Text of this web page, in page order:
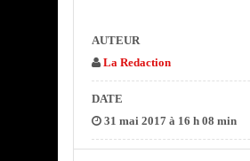
AUTEUR
La Redaction
DATE
31 mai 2017 à 16 h 08 min